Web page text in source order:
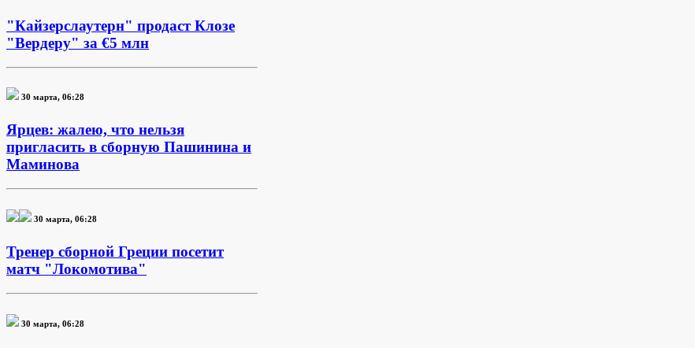
"Кайзерслаутерн" продаст Клозе
"Вердеру" за €5 млн
30 марта, 06:28
Ярцев: жалею, что нельзя
пригласить в сборную Пашинина и
Маминова
30 марта, 06:28
Тренер сборной Греции посетит
матч "Локомотива"
30 марта, 06:28